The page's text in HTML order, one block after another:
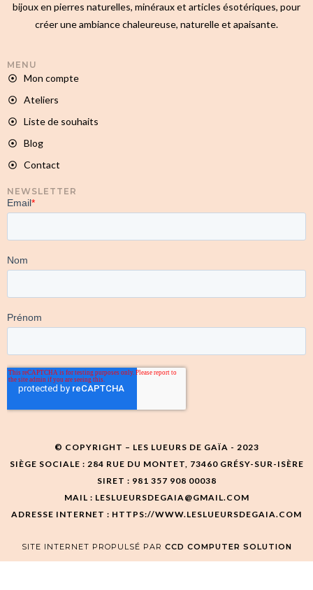
bijoux en pierres naturelles, minéraux et articles ésotériques, pour
créer une ambiance chaleureuse, naturelle et apaisante.
MENU
Mon compte
Ateliers
Liste de souhaits
Blog
Contact
NEWSLETTER
© COPYRIGHT – LES LUEURS DE GAÏA - 2023
SIÈGE SOCIALE : 284 RUE DU MONTET, 73460 GRÉSY-SUR-ISÈRE
SIRET : 981 357 908 00038
MAIL : LESLUEURSDEGAIA@GMAIL.COM
ADRESSE INTERNET : HTTPS://WWW.LESLUEURSDEGAIA.COM
SITE INTERNET PROPULSÉ PAR CCD COMPUTER SOLUTION